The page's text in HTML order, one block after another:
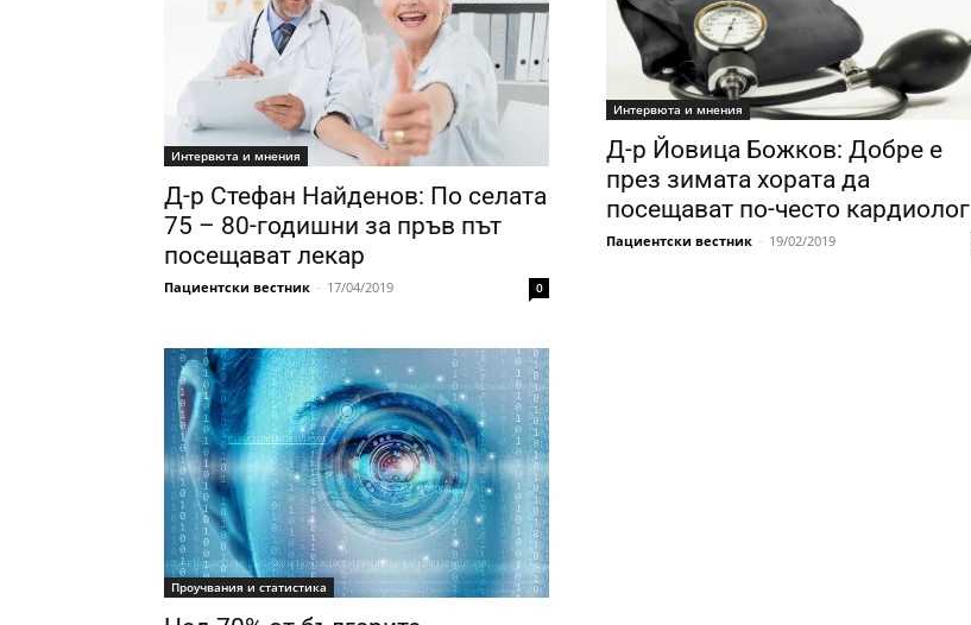
Интервюта и мнения
Д-р Стефан Найденов: По селата
75 – 80-годишни за пръв път
посещават лекар
Пациентски вестник - 17/04/2019 0
Интервюта и мнения
Д-р Йовица Божков: Добре е
през зимата хората да
посещават по-често кардиолог
Пациентски вестник - 19/02/2019
Проучвания и статистика